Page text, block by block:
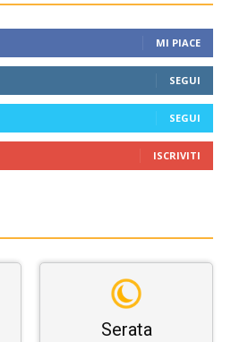
MI PIACE
SEGUI
SEGUI
ISCRIVITI
Serata